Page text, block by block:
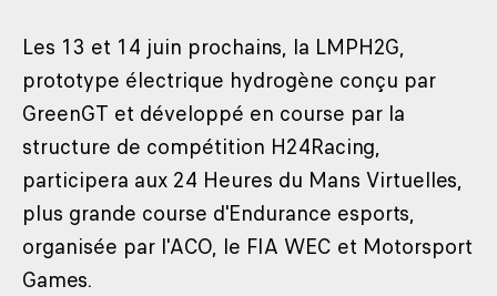
Les 13 et 14 juin prochains, la LMPH2G,
prototype électrique hydrogène conçu par
GreenGT et développé en course par la
structure de compétition H24Racing,
participera aux 24 Heures du Mans Virtuelles,
plus grande course d'Endurance esports,
organisée par l'ACO, le FIA WEC et Motorsport
Games.